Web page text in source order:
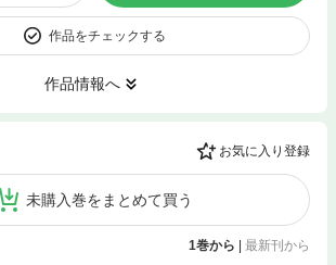
作品をチェックする
作品情報へ
お気に入り登録
未購入巻をまとめて買う
1巻から | 最新刊から